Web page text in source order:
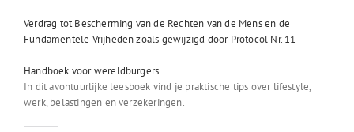
Verdrag tot Bescherming van de Rechten van de Mens en de
Fundamentele Vrijheden zoals gewijzigd door Protocol Nr. 11
Handboek voor wereldburgers
In dit avontuurlijke leesboek vind je praktische tips over lifestyle,
werk, belastingen en verzekeringen.